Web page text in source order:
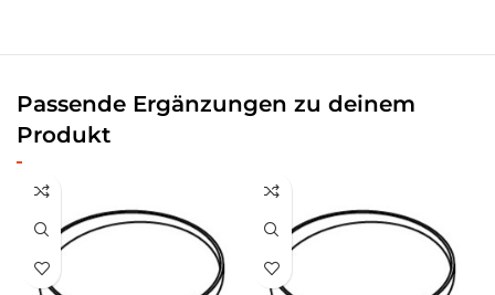
Passende Ergänzungen zu deinem
Produkt